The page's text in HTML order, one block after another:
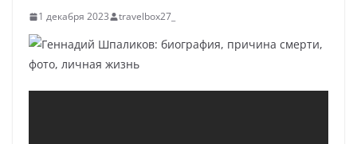
1 декабря 2023 travelbox27_